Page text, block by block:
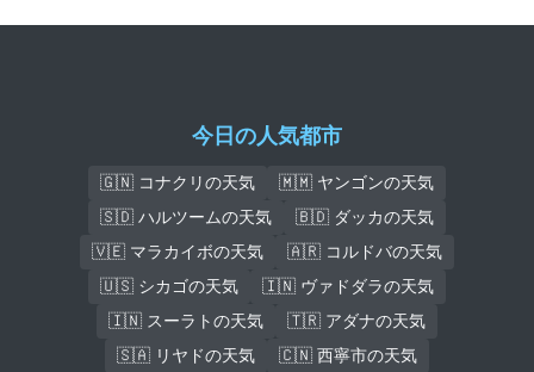
今日の人気都市
🇬🇳 コナクリの天気
🇲🇲 ヤンゴンの天気
🇸🇩 ハルツームの天気
🇧🇩 ダッカの天気
🇻🇪 マラカイボの天気
🇦🇷 コルドバの天気
🇺🇸 シカゴの天気
🇮🇳 ヴァドダラの天気
🇮🇳 スーラトの天気
🇹🇷 アダナの天気
🇸🇦 リヤドの天気
🇨🇳 西寧市の天気